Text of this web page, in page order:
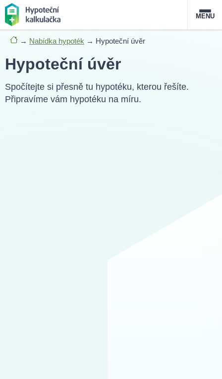
Nabídka hypoték
Magazín
Průvodce hypotékami
MENU
→ Nabídka hypoték → Hypoteční úvěr
Hypoteční úvěr
Spočítejte si přesně tu hypotéku, kterou řešíte.
Připravíme vám hypotéku na míru.